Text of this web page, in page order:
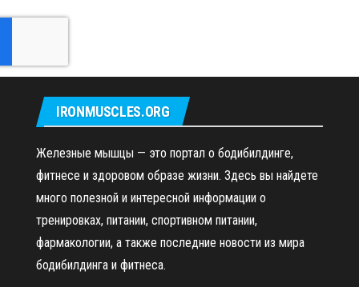
IRONMUSCLES.ORG
Железные мышцы — это портал о бодибилдинге,
фитнесе и здоровом образе жизни. Здесь вы найдете
много полезной и интересной информации о
тренировках, питании, спортивном питании,
фармакологии, а также последние новости из мира
бодибилдинга и фитнеса.